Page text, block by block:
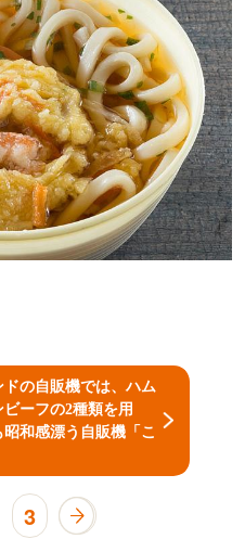
ドの自販機では、ハム
ーフの2種類を用
和感漂う自販機「こ
3